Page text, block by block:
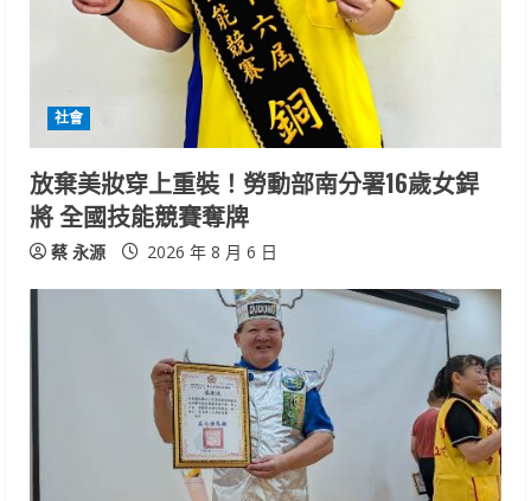
i
n
g
社會
放棄美妝穿上重裝！勞動部南分署16歲女銲
將 全國技能競賽奪牌
蔡 永源 2026 年 8 月 6 日